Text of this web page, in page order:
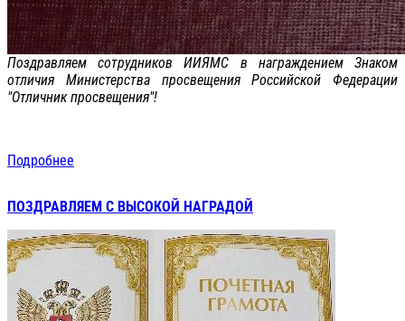
Поздравляем сотрудников ИИЯМС в награждением Знаком
отличия Министерства просвещения Российской Федерации
"Отличник просвещения"!
Подробнее
ПОЗДРАВЛЯЕМ С ВЫСОКОЙ НАГРАДОЙ